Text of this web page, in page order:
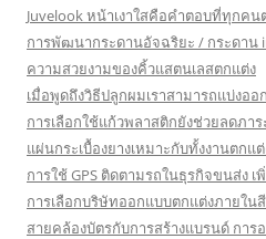
Juvelook หน้าเงาใสคือคำตอบที่ทุกคน
การพัฒนากระดานอัจฉริยะ / กระดาน
ความสวยงามของคิ้วแสตนเลสตกแต่ง
เมื่อพูดถึงวิธีปลูกผมเราสามารถแบ่งออ
การเลือกใช้แก้วพลาสติกยังช่วยลดภาร
แผ่นกระเบื้องยางเหมาะกับทั้งงานตก
การใช้ GPS ติดตามรถในธุรกิจขนส่ง
การเลือกบริษัทออกแบบตกแต่งภายใ
สายคล้องบัตรกับการสร้างแบรนด์ กา